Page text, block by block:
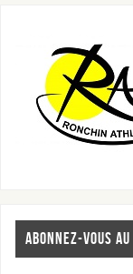
ABONNEZ-VOUS